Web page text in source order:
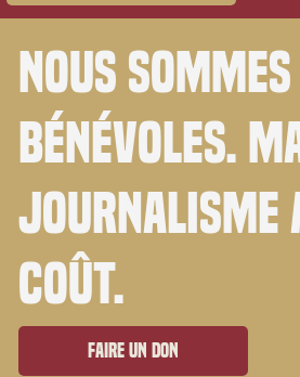
Nous sommes
bénévoles.
journalisme
coût.
Faire un don